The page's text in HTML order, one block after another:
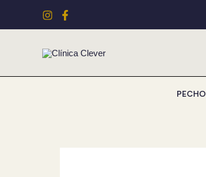
PECHO